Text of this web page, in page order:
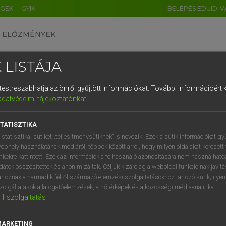
GYIK BELÉPÉS EDUID-
ELŐZMÉNYEK
szótár
VAN ELŐFIZETÉSED?
megtekintéséhez.
LISTÁJA
az önről gyűjtött információkat. További információért
tájékoztatónkat.
statisztikai sütiket „teljesítménysütiknek” is nevezik. Ezek a sütik információkat
használatának módjáról, többek között arról, hogy milyen oldalakat keresett
kattintott. Ezek az információk a felhasználó azonosítására nem
összesítettek és anonimizáltak. Céljuk kizárólag a weboldal funkcióinak
a harmadik féltől származó elemzési szolgáltatásokhoz tartozó sütik;
a látogatóelemzések, a hőtérképek és a közösségi médiaanalitika.
1 szolgáltatás
DE CN FR ES IT NL
1 2 3 4 5 6 7 8 9
q w e r t z u i
a s d f g h j k l é
í y x c v b n m , .